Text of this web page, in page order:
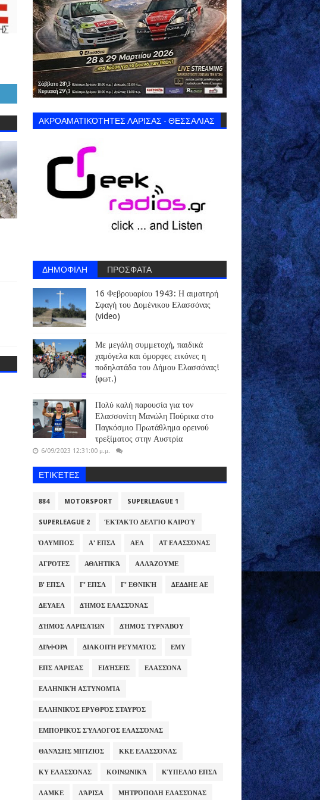
ΑΚΡΟΑΜΑΤΙΚΌΤΗΤΕΣ ΛΑΡΙΣΑΣ - ΘΕΣΣΑΛΙΑΣ
ΔΗΜΟΦΙΛΗ ΠΡΟΣΦΑΤΑ
16 Φεβρουαρίου 1943: Η αιματηρή
Σφαγή του Δομένικου Ελασσόνας
(video)
Με μεγάλη συμμετοχή, παιδικά
χαμόγελα και όμορφες εικόνες η
ποδηλατάδα του Δήμου Ελασσόνας!
(φωτ.)
Πολύ καλή παρουσία για τον
Ελασσονίτη Μανώλη Πούρικα στο
Παγκόσμιο Πρωτάθλημα ορεινού
τρεξίματος στην Αυστρία
6/09/2023 12:31:00 μ.μ.
ΕΤΙΚΈΤΕΣ
884 MOTORSPORT SUPERLEAGUE 1
SUPERLEAGUE 2 ΈΚΤΑΚΤΟ ΔΕΛΤΊΟ ΚΑΙΡΟΎ
ΌΛΥΜΠΟΣ Α' ΕΠΣΛ ΑΕΛ ΑΤ ΕΛΑΣΣΌΝΑΣ
ΑΓΡΌΤΕΣ ΑΘΛΗΤΙΚΆ ΑΛΛΆΖΟΥΜΕ
Β' ΕΠΣΛ Γ' ΕΠΣΛ Γ' ΕΘΝΙΚΉ ΔΕΔΔΗΕ ΑΕ
ΔΕΥΑΕΛ ΔΉΜΟΣ ΕΛΑΣΣΌΝΑΣ
ΔΉΜΟΣ ΛΑΡΙΣΑΊΩΝ ΔΉΜΟΣ ΤΥΡΝΆΒΟΥ
ΔΙΆΦΟΡΑ ΔΙΑΚΟΠΉ ΡΕΎΜΑΤΟΣ ΕΜΥ
ΕΠΣ ΛΆΡΙΣΑΣ ΕΙΔΉΣΕΙΣ ΕΛΑΣΣΌΝΑ
ΕΛΛΗΝΙΚΉ ΑΣΤΥΝΟΜΊΑ
ΕΛΛΗΝΙΚΌΣ ΕΡΥΘΡΌΣ ΣΤΑΥΡΌΣ
ΕΜΠΟΡΙΚΌΣ ΣΎΛΛΟΓΟΣ ΕΛΑΣΣΌΝΑΣ
ΘΑΝΆΣΗΣ ΜΠΊΖΙΟΣ ΚΚΕ ΕΛΑΣΣΌΝΑΣ
ΚΥ ΕΛΑΣΣΌΝΑΣ ΚΟΙΝΩΝΙΚΆ ΚΎΠΕΛΛΟ ΕΠΣΛ
ΛΑΜΚΕ ΛΆΡΙΣΑ ΜΗΤΡΌΠΟΛΗ ΕΛΑΣΣΌΝΑΣ